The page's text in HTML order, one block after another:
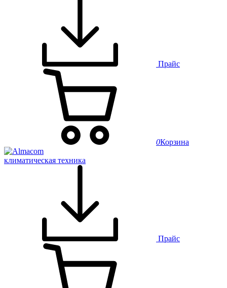
Прайс
0Корзина
климатическая техника
Прайс